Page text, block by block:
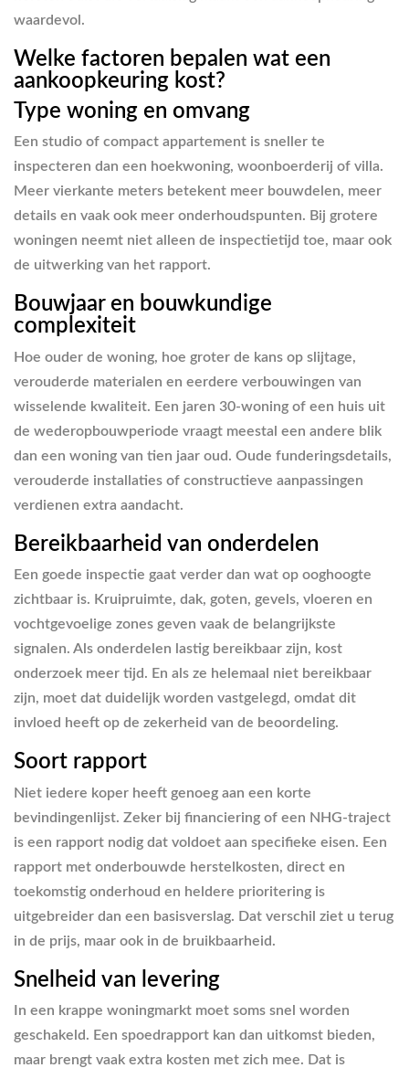
waardevol.
Welke factoren bepalen wat een
aankoopkeuring kost?
Type woning en omvang
Een studio of compact appartement is sneller te
inspecteren dan een hoekwoning, woonboerderij of villa.
Meer vierkante meters betekent meer bouwdelen, meer
details en vaak ook meer onderhoudspunten. Bij grotere
woningen neemt niet alleen de inspectietijd toe, maar ook
de uitwerking van het rapport.
Bouwjaar en bouwkundige
complexiteit
Hoe ouder de woning, hoe groter de kans op slijtage,
verouderde materialen en eerdere verbouwingen van
wisselende kwaliteit. Een jaren 30-woning of een huis uit
de wederopbouwperiode vraagt meestal een andere blik
dan een woning van tien jaar oud. Oude funderingsdetails,
verouderde installaties of constructieve aanpassingen
verdienen extra aandacht.
Bereikbaarheid van onderdelen
Een goede inspectie gaat verder dan wat op ooghoogte
zichtbaar is. Kruipruimte, dak, goten, gevels, vloeren en
vochtgevoelige zones geven vaak de belangrijkste
signalen. Als onderdelen lastig bereikbaar zijn, kost
onderzoek meer tijd. En als ze helemaal niet bereikbaar
zijn, moet dat duidelijk worden vastgelegd, omdat dit
invloed heeft op de zekerheid van de beoordeling.
Soort rapport
Niet iedere koper heeft genoeg aan een korte
bevindingenlijst. Zeker bij financiering of een NHG-traject
is een rapport nodig dat voldoet aan specifieke eisen. Een
rapport met onderbouwde herstelkosten, direct en
toekomstig onderhoud en heldere prioritering is
uitgebreider dan een basisverslag. Dat verschil ziet u terug
in de prijs, maar ook in de bruikbaarheid.
Snelheid van levering
In een krappe woningmarkt moet soms snel worden
geschakeld. Een spoedrapport kan dan uitkomst bieden,
maar brengt vaak extra kosten met zich mee. Dat is